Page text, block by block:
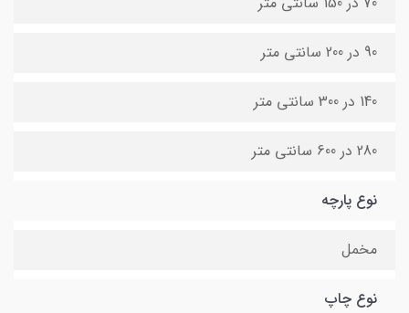
90 در 200 سانتی متر
140 در 300 سانتی متر
280 در 600 سانتی متر
نوع پارچه
مخمل
نوع چاپ